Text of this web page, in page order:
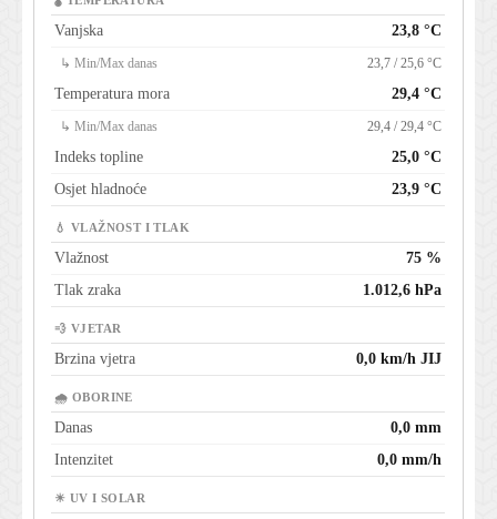
Vanjska 23,8 °C
↳ Min/Max danas 23,7 / 25,6 °C
Temperatura mora 29,4 °C
↳ Min/Max danas 29,4 / 29,4 °C
Indeks topline
25,0 °C
Osjet hladnoće
23,9 °C
💧 VLAŽNOST I TLAK
Vlažnost
75 %
Tlak zraka
1.012,6 hPa
💨 VJETAR
Brzina vjetra 0,0 km/h JIJ
🌧 OBORINE
Danas
0,0 mm
Intenzitet
0,0 mm/h
☀ UV I SOLAR